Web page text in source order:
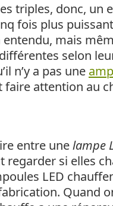
triples, donc, un
fois plus
entendu, mais
selon
n’y a pas une
faire attention au
entre unelampe
regarder si elles
LED
Quand